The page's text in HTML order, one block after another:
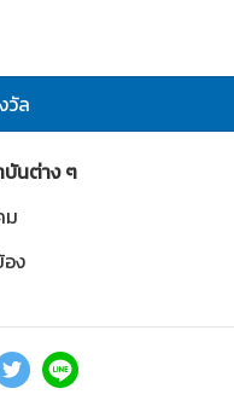
วัล
บันต่าง ๆ
ม
ง